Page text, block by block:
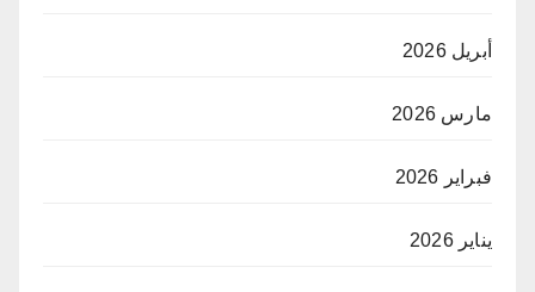
أبريل 2026
مارس 2026
فبراير 2026
يناير 2026